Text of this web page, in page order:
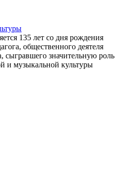
135 лет со дня рождения
общественного деятеля
значительную роль
и музыкальной культуры